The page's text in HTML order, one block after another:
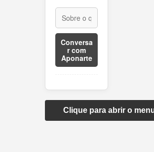
Conversa
r com
Aponarte
Clique para abrir o